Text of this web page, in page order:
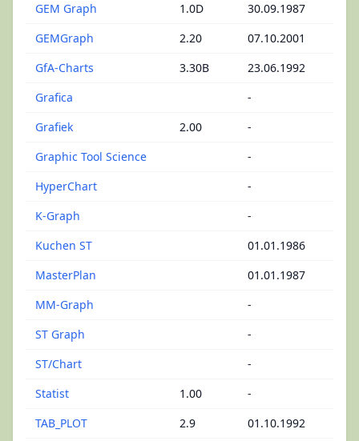
GEM Graph
1.0D
30.09.1987
GEMGraph
2.20
07.10.2001
GfA-Charts
3.30B
23.06.1992
Grafica
-
Grafiek
2.00
-
Graphic Tool Science
-
HyperChart
-
K-Graph
-
Kuchen ST
01.01.1986
MasterPlan
01.01.1987
MM-Graph
-
ST Graph
-
ST/Chart
-
Statist
1.00
-
TAB_PLOT
2.9
01.10.1992